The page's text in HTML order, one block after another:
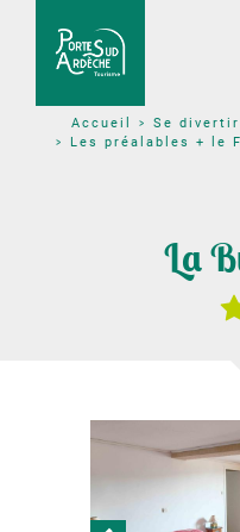
Accueil Se divertir
Les préalables + le
La